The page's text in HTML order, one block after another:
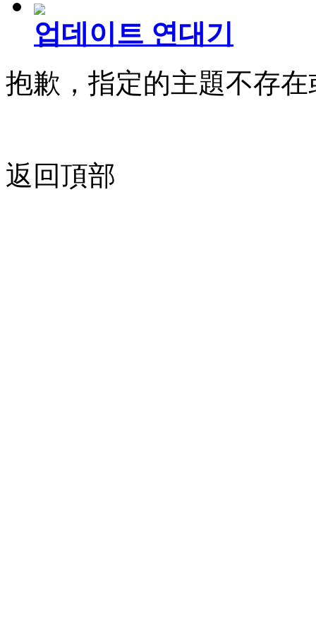
업데이트 연대기
抱歉，指定的主題不存
返回頂部